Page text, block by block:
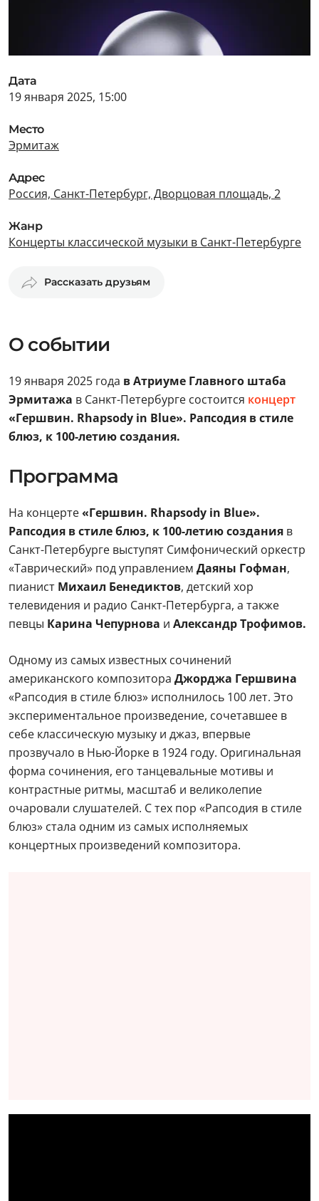
Дата
19 января 2025, 15:00
Место
Эрмитаж
Адрес
Россия, Санкт-Петербург, Дворцовая площадь, 2
Жанр
Концерты классической музыки в Санкт-Петербурге
Рассказать друзьям
О событии
19 января 2025 года в Атриуме Главного штаба
Эрмитажа в Санкт-Петербурге состоится концерт
«Гершвин. Rhapsody in Blue». Рапсодия в стиле
блюз, к 100-летию создания.
Программа
На концерте«Гершвин. Rhapsody in Blue».
Рапсодия в стиле блюз, к 100-летию создания в
Санкт-Петербурге выступят Симфонический оркестр
«Таврический» под управлением Даяны Гофман,
пианист Михаил Бенедиктов, детский хор
телевидения и радио Санкт-Петербурга, а также
певцы Карина Чепурнова и Александр Трофимов.
Одному из самых известных сочинений
американского композитора Джорджа Гершвина
«Рапсодия в стиле блюз» исполнилось 100 лет. Это
экспериментальное произведение, сочетавшее в
себе классическую музыку и джаз, впервые
прозвучало в Нью-Йорке в 1924 году. Оригинальная
форма сочинения, его танцевальные мотивы и
контрастные ритмы, масштаб и великолепие
очаровали слушателей. С тех пор «Рапсодия в стиле
блюз» стала одним из самых исполняемых
концертных произведений композитора.